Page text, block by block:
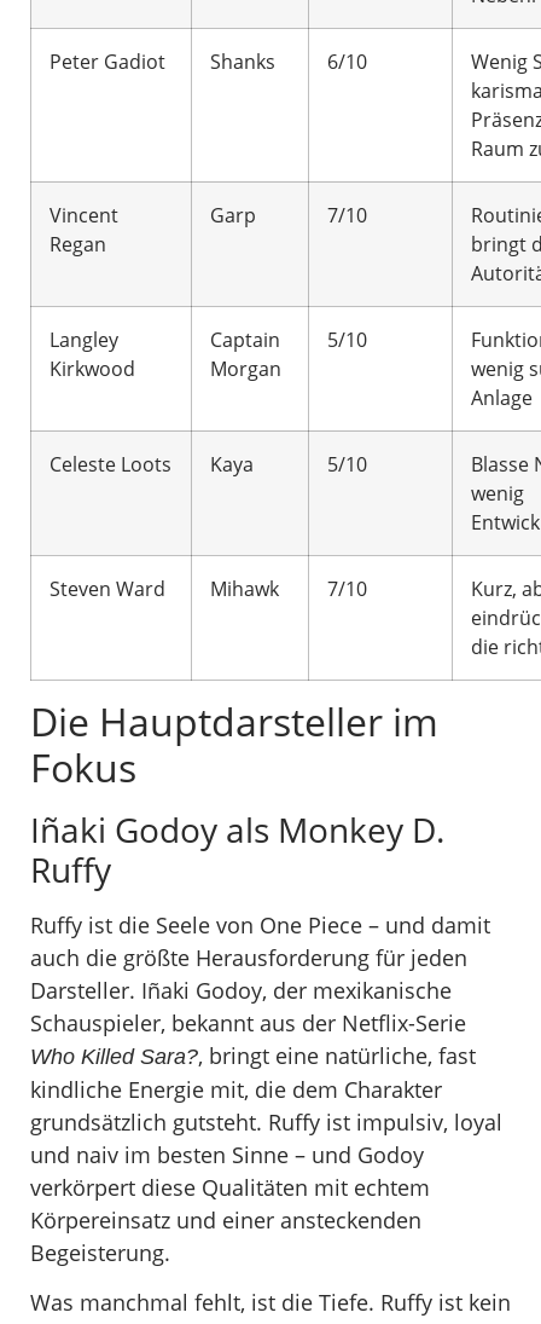
Peter Gadiot Shanks 6/10
Wenig
Raum
Vincent
Regan
Garp 7/10
bringt
Langley
Kirkwood
Captain
Morgan
5/10
wenig
Anlage
Celeste Loots Kaya 5/10
Blasse
wenig
Steven Ward Mihawk 7/10
Kurz,
die
Die Hauptdarsteller im
Fokus
Iñaki Godoy als Monkey D.
Ruffy
Ruffy ist die Seele von One Piece – und damit
auch die größte Herausforderung für jeden
Darsteller. Iñaki Godoy, der mexikanische
Schauspieler, bekannt aus der Netflix-Serie
Who Killed Sara?, bringt eine natürliche, fast
kindliche Energie mit, die dem Charakter
grundsätzlich gutsteht. Ruffy ist impulsiv, loyal
und naiv im besten Sinne – und Godoy
verkörpert diese Qualitäten mit echtem
Körpereinsatz und einer ansteckenden
Begeisterung.
Was manchmal fehlt, ist die Tiefe. Ruffy ist kein